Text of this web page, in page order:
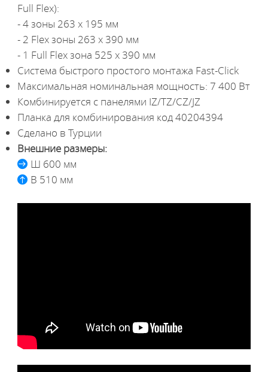
Full Flex):
- 4 зоны 263 x 195 мм
- 2 Flex зоны 263 x 390 мм
- 1 Full Flex зона 525 x 390 мм
Система быстрого простого монтажа Fast-Click
Максимальная номинальная мощность: 7 400 Вт
Комбинируется с панелями IZ/TZ/CZ/JZ
Планка для комбинирования код 40204394
Сделано в Турции
Внешние размеры:
Ш 600 мм
В 510 мм